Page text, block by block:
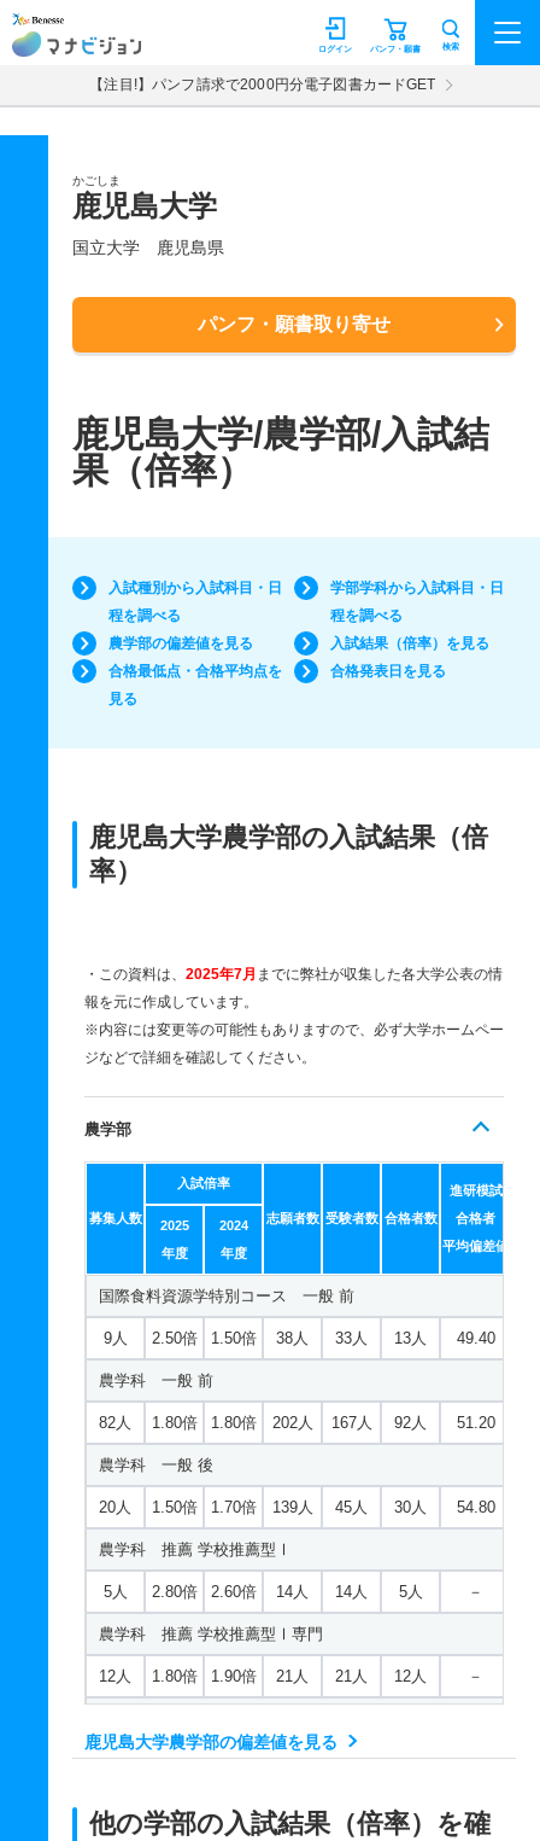
マナビジョン パンフ・願書
ログイン 検索
【注目!】パンフ請求で2000円分電子図書カードGET
かごしま
鹿児島大学
国立大学 鹿児島県
パンフ・願書取り寄せ
鹿児島大学/農学部/入試結
果（倍率）
入試種別から入試科目・日
程を調べる
学部学科から入試科目・日
程を調べる
農学部の偏差値を見る
入試結果（倍率）を見る
合格最低点・合格平均点を
見る
合格発表日を見る
鹿児島大学農学部の入試結果（倍
率）
・この資料は、 2025年7月 までに弊社が収集した各大学公表の情
報を元に作成しています。
※内容には変更等の可能性もありますので、必ず大学ホームペー
ジなどで詳細を確認してください。
農学部
募集人数
入試倍率
志願者数 受験者数 合格者数
進研模試
合格者
平均偏差値
2025
年度
2024
年度
国際食料資源学特別コース 一般 前
9人 2.50倍 1.50倍 38人 33人 13人 49.40
農学科 一般 前
82人 1.80倍 1.80倍 202人 167人 92人 51.20
農学科 一般 後
20人 1.50倍 1.70倍 139人 45人 30人 54.80
農学科 推薦 学校推薦型Ⅰ
5人 2.80倍 2.60倍 14人 14人 5人 －
農学科 推薦 学校推薦型Ⅰ専門
12人 1.80倍 1.90倍 21人 21人 12人 －
30人 2.10倍 1.50倍 63人 63人 30人 －
鹿児島大学農学部の偏差値を見る
他の学部の入試結果（倍率）を確